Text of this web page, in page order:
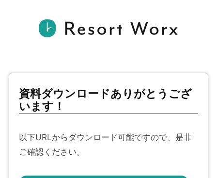
資料ダウンロードありがとうござ
います！
以下URLからダウンロード可能ですので、是非
ご確認ください。